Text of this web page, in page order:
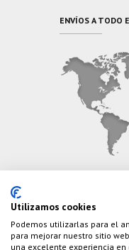
ENVÍOS A TODO
Teléfono: (+34)
Utilizamos cookies
Podemos utilizarlas para el
para mejorar nuestro sitio
una excelente experiencia